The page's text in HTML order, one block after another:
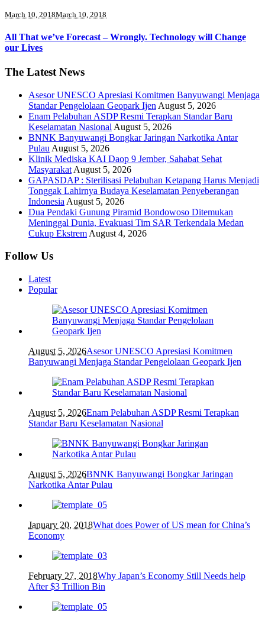
March 10, 2018March 10, 2018
All That we’ve Forecast – Wrongly. Technology will Change
our Lives
The Latest News
Asesor UNESCO Apresiasi Komitmen Banyuwangi Menjaga
Standar Pengelolaan Geopark Ijen August 5, 2026
Enam Pelabuhan ASDP Resmi Terapkan Standar Baru
Keselamatan Nasional August 5, 2026
BNNK Banyuwangi Bongkar Jaringan Narkotika Antar
Pulau August 5, 2026
Klinik Mediska KAI Daop 9 Jember, Sahabat Sehat
Masyarakat August 5, 2026
GAPASDAP : Sterilisasi Pelabuhan Ketapang Harus Menjadi
Tonggak Lahirnya Budaya Keselamatan Penyeberangan
Indonesia August 5, 2026
Dua Pendaki Gunung Piramid Bondowoso Ditemukan
Meninggal Dunia, Evakuasi Tim SAR Terkendala Medan
Cukup Ekstrem August 4, 2026
Follow Us
Latest
Popular
August 5, 2026Asesor UNESCO Apresiasi Komitmen
Banyuwangi Menjaga Standar Pengelolaan Geopark Ijen
August 5, 2026Enam Pelabuhan ASDP Resmi Terapkan
Standar Baru Keselamatan Nasional
August 5, 2026BNNK Banyuwangi Bongkar Jaringan
Narkotika Antar Pulau
January 20, 2018What does Power of US mean for China’s
Economy
February 27, 2018Why Japan’s Economy Still Needs help
After $3 Trillion Bin